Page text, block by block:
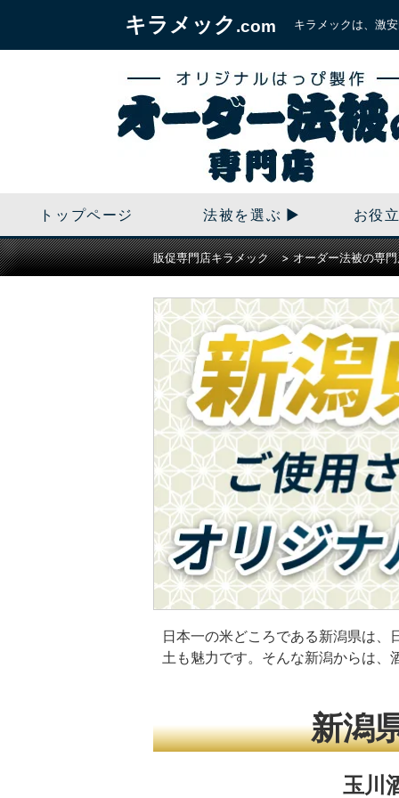
キラメック .com キラメックは、激
トップページ 法被を選ぶ お役
販促専門店キラメック >オーダー法被の専
日本一の米どころである新潟県は
土も魅力です。そんな新潟からは、
新潟
玉川